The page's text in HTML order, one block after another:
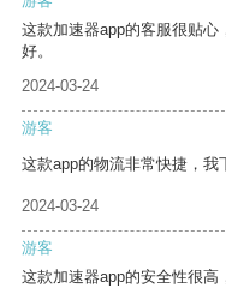
这款加速器app的客服很贴
好。
2024-03-24
游客
这款app的物流非常快捷，我
2024-03-24
游客
这款加速器app的安全性很